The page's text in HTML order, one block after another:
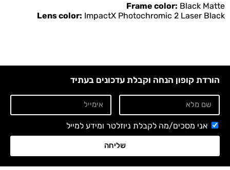
Frame color: Black Matte
Lens color: ImpactX Photochromic 2 Laser Black
הורדת קופון הנחה וקבלת עדכונים בעתיד
אני מסכים/מה לקבלת ניוזלטר ומידע למייל
שליחה